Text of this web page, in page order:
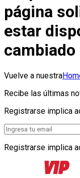
página
estar
cambiado
Vuelve a nuestra
Recibe las últimas
Registrarse implica
Registrarse implica